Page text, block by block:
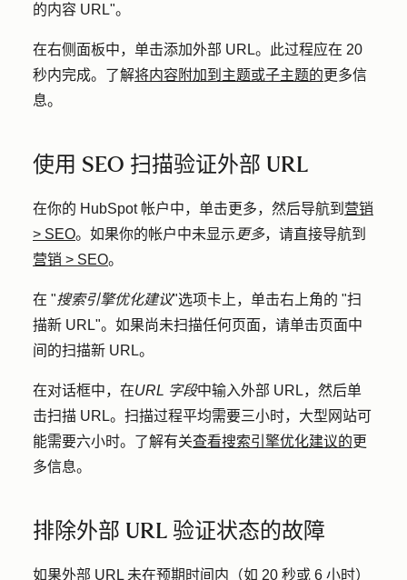
的内容 URL"。
在右侧面板中，单击添加外部 URL。此过程应在 20
秒内完成。了解将内容附加到主题或子主题的更多信
息。
使用 SEO 扫描验证外部 URL
在你的 HubSpot 帐户中，单击更多，然后导航到 营销
> SEO。如果你的帐户中未显示 更多，请直接导航到
营销 > SEO。
在 "搜索引擎优化建议"选项卡上，单击右上角的 "扫
描新 URL"。如果尚未扫描任何页面，请单击页面中
间的扫描新 URL。
在对话框中，在URL 字段中输入外部 URL，然后单
击扫描 URL。扫描过程平均需要三小时，大型网站可
能需要六小时。了解有关查看搜索引擎优化建议的更
多信息。
排除外部 URL 验证状态的故障
如果外部 URL 未在预期时间内（如 20 秒或 6 小时）